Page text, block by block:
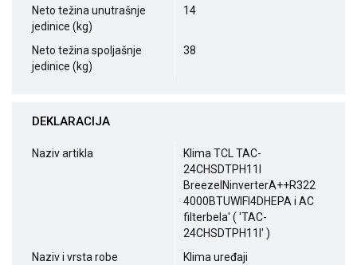
Neto težina unutrašnje
jedinice (kg)
14
Neto težina spoljašnje
jedinice (kg)
38
DEKLARACIJA
Naziv artikla
Klima TCL TAC-
24CHSDTPH11I
BreezeINinverterA++R322
4000BTUWIFI4DHEPA i AC
filterbela' ( 'TAC-
24CHSDTPH11I' )
Naziv i vrsta robe
Klima uređaji